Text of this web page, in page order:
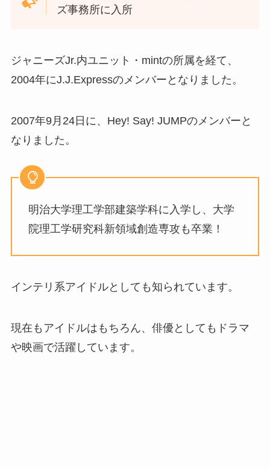
ズ事務所に入所
ジャニーズJr.内ユニット・mintの所属を経て、
2004年にJ.J.Expressのメンバーとなりました。
2007年9月24日に、Hey! Say! JUMPのメンバーと
なりました。
明治大学理工学部建築学科に入学し、大学
院理工学研究科新領域創造専攻も卒業！
インテリ系アイドルとしても知られています。
現在もアイドルはもちろん、俳優としてもドラマ
や映画で活躍しています。